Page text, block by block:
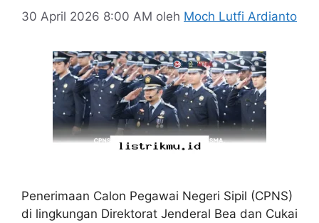
30 April 2026 8:00 AM oleh Moch Lutfi Ardianto
Penerimaan Calon Pegawai Negeri Sipil (CPNS)
di lingkungan Direktorat Jenderal Bea dan Cukai